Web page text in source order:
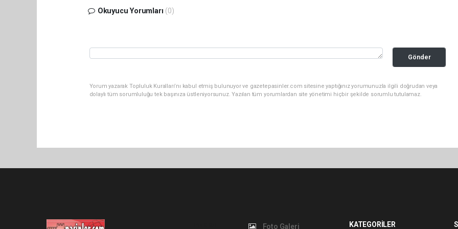
Okuyucu Yorumları (0)
Gönder
Yorum yazarak Topluluk Kuralları’nı kabul etmiş bulunuyor ve gazetepasinler.com sitesine yaptığınız yorumunuzla ilgili doğrudan veya
dolaylı tüm sorumluluğu tek başınıza üstleniyorsunuz. Yazılan tüm yorumlardan site yönetimi hiçbir şekilde sorumlu tutulamaz.
Foto Galeri KATEGORİLER